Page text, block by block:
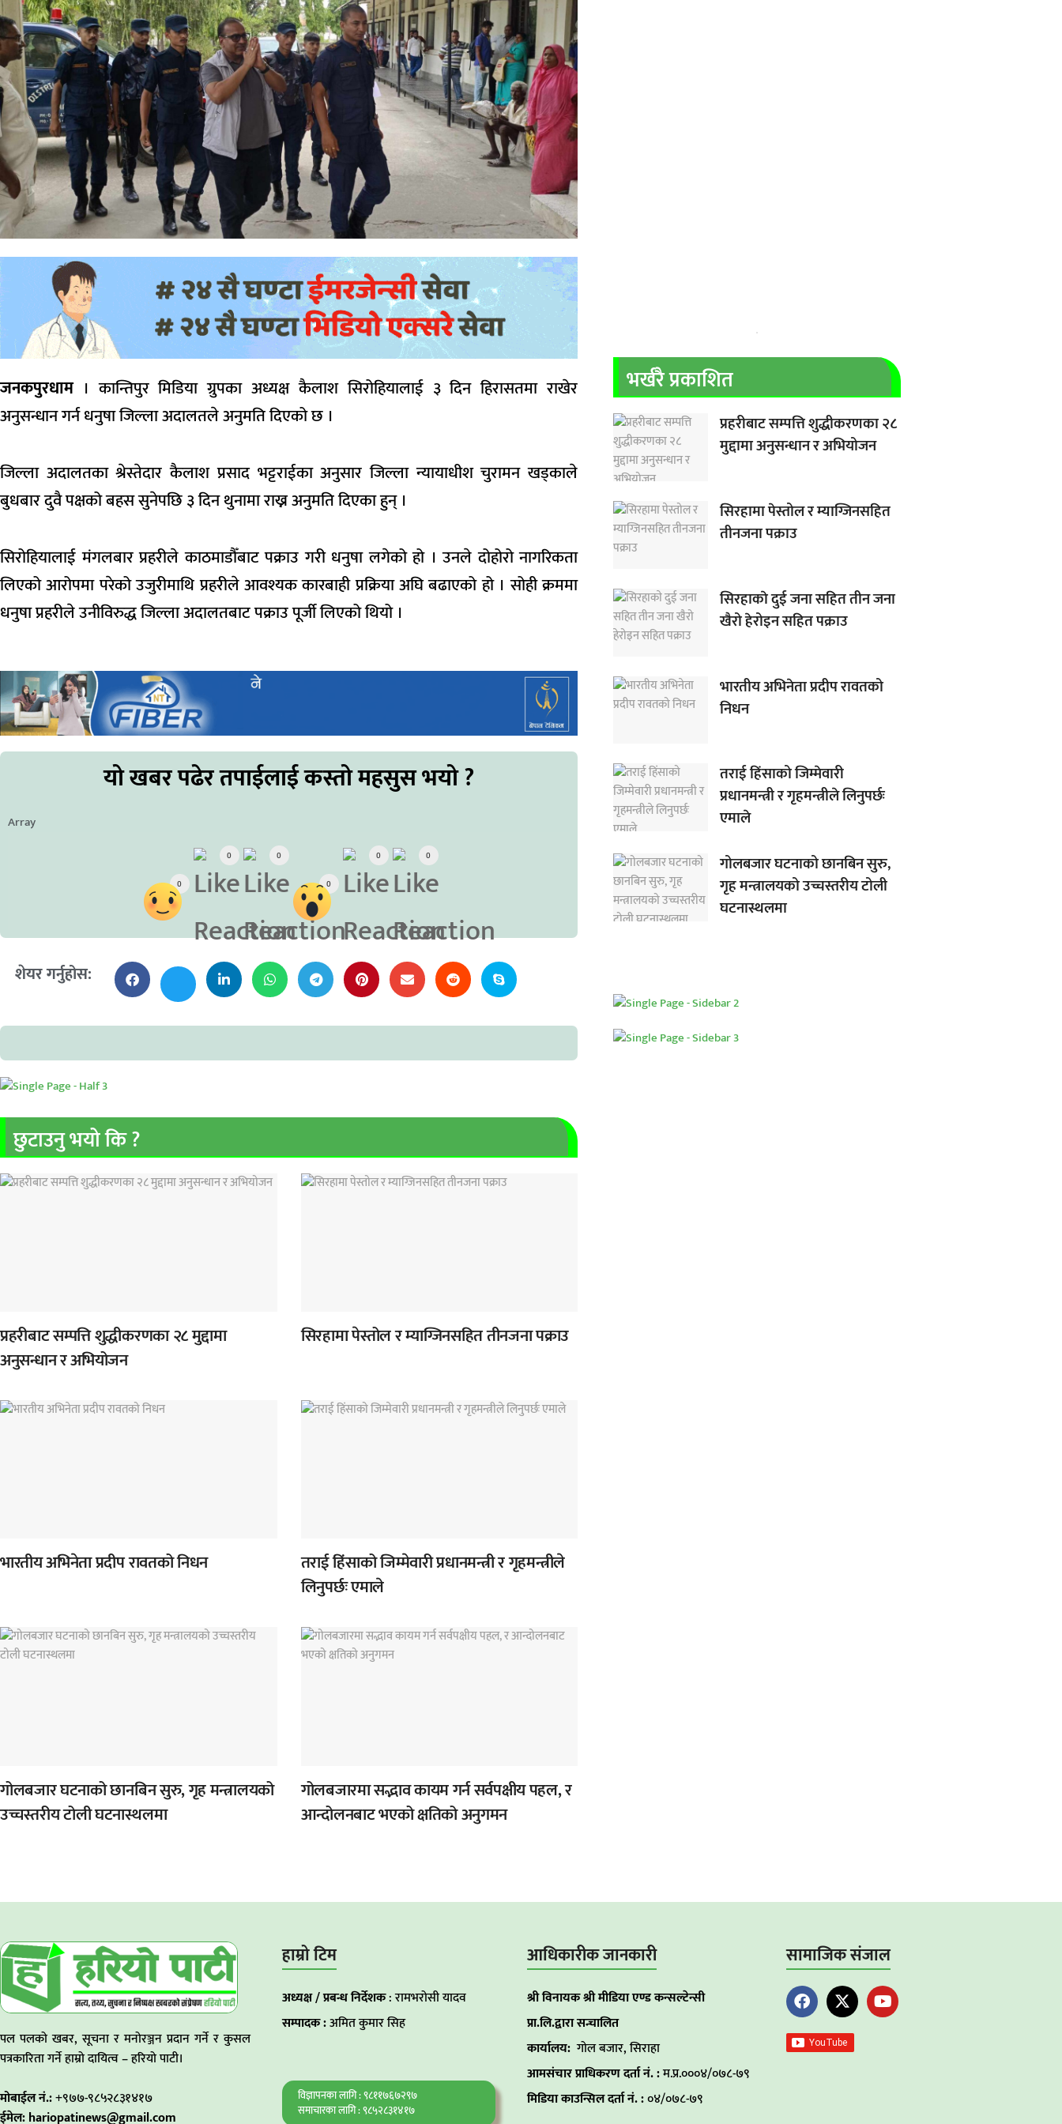
जनकपुरधाम। कान्तिपुर मिडिया ग्रुपका अध्यक्ष कैलाश सिरोहियालाई ३ दिन हिरासतमा राखेर
अनुसन्धान गर्न धनुषा जिल्ला अदालतले अनुमति दिएको छ ।
जिल्ला अदालतका श्रेस्तेदार कैलाश प्रसाद भट्टराईका अनुसार जिल्ला न्यायाधीश चुरामन खड्काले
बुधबार दुवै पक्षको बहस सुनेपछि ३ दिन थुनामा राख्न अनुमति दिएका हुन् ।
सिरोहियालाई मंगलबार प्रहरीले काठमाडौँबाट पक्राउ गरी धनुषा लगेको हो । उनले दोहोरो नागरिकता
लिएको आरोपमा परेको उजुरीमाथि प्रहरीले आवश्यक कारबाही प्रक्रिया अघि बढाएको हो । सोही क्रममा
धनुषा प्रहरीले उनीविरुद्ध जिल्ला अदालतबाट पक्राउ पूर्जी लिएको थियो ।
यो खबर पढेर तपाईलाई कस्तो महसुस भयो ?
Array
0
0 0
0
0 0
शेयर गर्नुहोस:
छुटाउनु भयो कि ?
प्रहरीबाट सम्पत्ति शुद्धीकरणका २८ मुद्दामा
अनुसन्धान र अभियोजन
सिरहामा पेस्तोल र म्याग्जिनसहित तीनजना पक्राउ
भारतीय अभिनेता प्रदीप रावतको निधन
तराई हिंसाको जिम्मेवारी प्रधानमन्त्री र गृहमन्त्रीले
लिनुपर्छः एमाले
गोलबजार घटनाको छानबिन सुरु, गृह मन्त्रालयको
उच्चस्तरीय टोली घटनास्थलमा
गोलबजारमा सद्भाव कायम गर्न सर्वपक्षीय पहल, र
आन्दोलनबाट भएको क्षतिको अनुगमन
भर्खरै प्रकाशित
प्रहरीबाट सम्पत्ति शुद्धीकरणका २८
मुद्दामा अनुसन्धान र अभियोजन
सिरहामा पेस्तोल र म्याग्जिनसहित
तीनजना पक्राउ
सिरहाकाे दुई जना सहित तीन जना
खैरो हेरोइन सहित पक्राउ
भारतीय अभिनेता प्रदीप रावतको
निधन
तराई हिंसाको जिम्मेवारी
प्रधानमन्त्री र गृहमन्त्रीले लिनुपर्छः
एमाले
गोलबजार घटनाको छानबिन सुरु,
गृह मन्त्रालयको उच्चस्तरीय टोली
घटनास्थलमा
पल पलको खबर, सूचना र मनोरञ्जन प्रदान गर्ने र कुसल
पत्रकारिता गर्ने हाम्रो दायित्व – हरियो पाटी।
मोबाईल नं.:+९७७-९८५२८३१४१७
ईमेल: hariopatinews@gmail.com
हाम्रो टिम
अध्यक्ष / प्रबन्ध निर्देशक: रामभरोसी यादव
सम्पादक :अमित कुमार सिह
विज्ञापनका लागि : ९८११७६७२९७
समाचारका लागि : ९८५२८३१४१७
आधिकारीक जानकारी
श्री विनायक श्री मीडिया एण्ड कन्सल्टेन्सी
प्रा.लि.द्वारा सन्चालित
कार्यालय:गोल बजार, सिराहा
आमसंचार प्राधिकरण दर्ता नं. :म.प्र.०००४/०७८-७९
मिडिया काउन्सिल दर्ता नं. :०४/०७८-७९
सामाजिक संजाल